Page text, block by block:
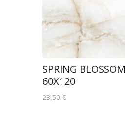
SPRING BLOSSOM
60X120
23,50 €